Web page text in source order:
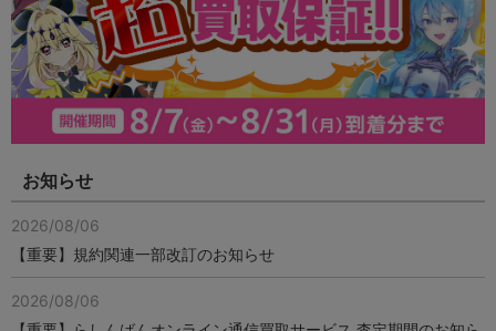
お知らせ
2026/08/06
【重要】規約関連一部改訂のお知らせ
2026/08/06